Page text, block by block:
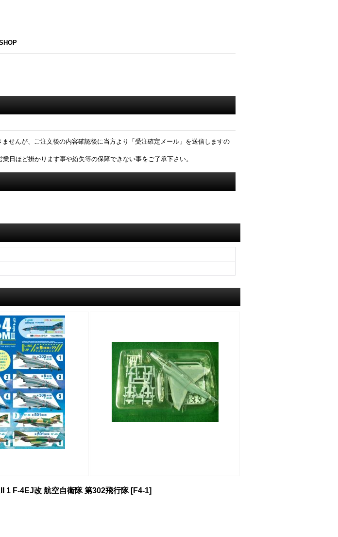
せんが、ご注文後の内容確認後に当方より「受注確定メール」を送信しますの
日ほど掛かります事や紛失等の保障できない事をご了承下さい。
1 F-4EJ改 航空自衛隊 第302飛行隊 [F4-1]